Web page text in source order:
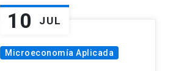
10 JUL
Microeconomía Aplicada